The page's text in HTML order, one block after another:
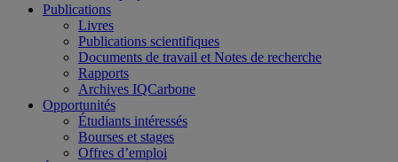
Publications
Livres
Publications scientifiques
Documents de travail et Notes de recherche
Rapports
Archives IQCarbone
Opportunités
Étudiants intéressés
Bourses et stages
Offres d’emploi